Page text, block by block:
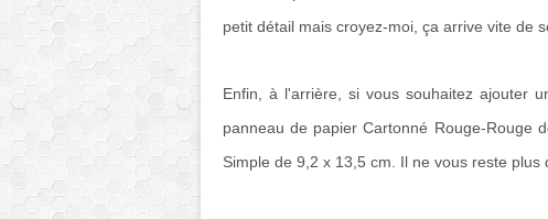
petit détail mais croyez-moi, ça arrive vite de
Enfin, à l'arrière, si vous souhaitez ajouter
panneau de papier Cartonné Rouge-Rouge
Simple de 9,2 x 13,5 cm. Il ne vous reste